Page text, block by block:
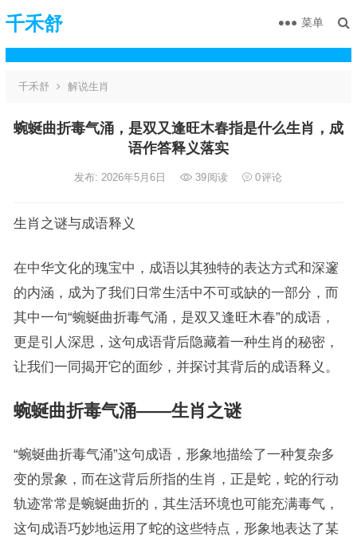
千禾舒 菜单
千禾舒 解说生肖
蜿蜒曲折毒气涌，是双又逢旺木春指是什么生肖，成
语作答释义落实
发布: 2026年5月6日 39阅读 0评论
生肖之谜与成语释义
在中华文化的瑰宝中，成语以其独特的表达方式和深邃
的内涵，成为了我们日常生活中不可或缺的一部分，而
其中一句“蜿蜒曲折毒气涌，是双又逢旺木春”的成语，
更是引人深思，这句成语背后隐藏着一种生肖的秘密，
让我们一同揭开它的面纱，并探讨其背后的成语释义。
蜿蜒曲折毒气涌——生肖之谜
“蜿蜒曲折毒气涌”这句成语，形象地描绘了一种复杂多
变的景象，而在这背后所指的生肖，正是蛇，蛇的行动
轨迹常常是蜿蜒曲折的，其生活环境也可能充满毒气，
这句成语巧妙地运用了蛇的这些特点，形象地表达了某